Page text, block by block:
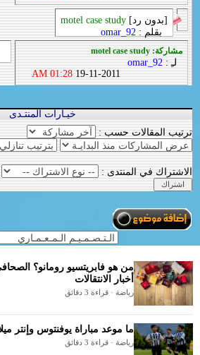
[بدون رد]motel case study
بقلم :omar_92
مشاركة: motel case study
لـِ :omar_92
19-11-2011
01:28 AM
خيـارات المنتـدى
ترتيب المقالات حسب :
الاشتراك في المنتدى :
من هو فابريتسيو رومانو؟
أخبار الانتقالات
رياضة · قراءة 3 دقائق
ما موعد مباراة يوفنتوس وإنتر
رياضة · قراءة 3 دقائق